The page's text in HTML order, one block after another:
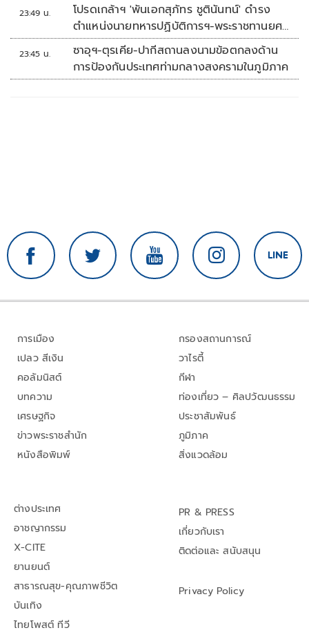
23:49 น.
โปรดเกล้าฯ 'พันเอกสุภัทร ชูตินันทน์' ดำรง
ตำแหน่งนายทหารปฏิบัติการฯ-พระราชทานยศ
'พลตรี'
23:45 น.
ซาอุฯ-ตุรเคีย-ปากีสถานลงนามข้อตกลงด้าน
การป้องกันประเทศท่ามกลางสงครามในภูมิภาค
การเมือง
เปลว สีเงิน
คอลัมนิสต์
บทความ
เศรษฐกิจ
ข่าวพระราชสำนัก
หนังสือพิมพ์
กรองสถานการณ์
วาไรตี้
กีฬา
ท่องเที่ยว – ศิลปวัฒนธรรม
ประชาสัมพันธ์
ภูมิภาค
สิ่งแวดล้อม
ต่างประเทศ
อาชญากรรม
X-CITE
ยานยนต์
สาธารณสุข-คุณภาพชีวิต
บันเทิง
ไทยโพสต์ ทีวี
PR & PRESS
เกี่ยวกับเรา
ติดต่อและ สนับสนุน
Privacy Policy